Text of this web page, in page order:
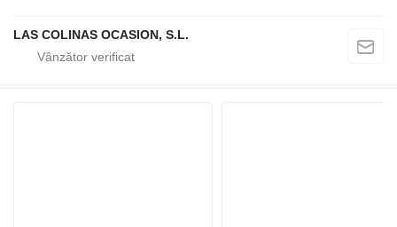
LAS COLINAS OCASION, S.L.